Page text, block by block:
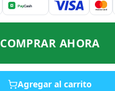
COMPRAR AHORA
Agregar al carrito